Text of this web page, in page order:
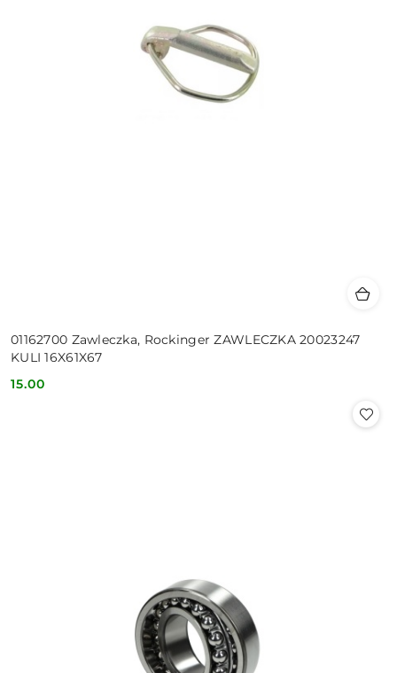
01162700 Zawleczka, Rockinger ZAWLECZKA 20023247
KULI 16X61X67
Cena:
15.00